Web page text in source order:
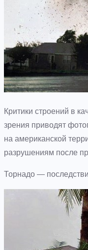
Критики строений в
зрения приводят
на американской
разрушениям после
Торнадо —